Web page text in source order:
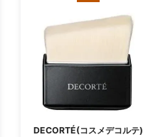
DECORTÉ(コスメデコルテ)